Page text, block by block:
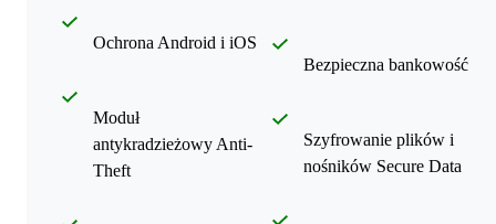
Ochrona Android i iOS
Moduł
antykradzieżowy Anti-
Theft
Bezpieczna bankowość
Szyfrowanie plików i
nośników Secure Data